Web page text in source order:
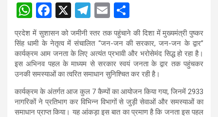
W
h
at
s
A
p
p
F
a
ce
b
o
o
k
X
T
el
e
gr
a
m
E
m
ail
h
ar
e
प्रदेश में सुशासन को जमीनी स्तर तक पहुंचाने की दिशा में मुख्यमंत्री पुष्कर
सिंह धामी के नेतृत्व में संचालित “जन-जन की सरकार, जन-जन के द्वार”
कार्यक्रम आम जनता के लिए अत्यंत प्रभावी और भरोसेमंद सिद्ध हो रहा है।
इस अभिनव पहल के माध्यम से सरकार स्वयं जनता के द्वार तक पहुंचकर
उनकी समस्याओं का त्वरित समाधान सुनिश्चित कर रही है।
कार्यक्रम के अंतर्गत आज कुल 7 कैम्पों का आयोजन किया गया, जिनमें 2933
नागरिकों ने प्रतिभाग कर विभिन्न विभागों से जुड़ी सेवाओं और समस्याओं का
समाधान प्राप्त किया। यह आंकड़ा इस बात का प्रमाण है कि जनता इस पहल